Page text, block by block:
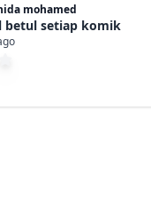
mohamed
betul setiap komik